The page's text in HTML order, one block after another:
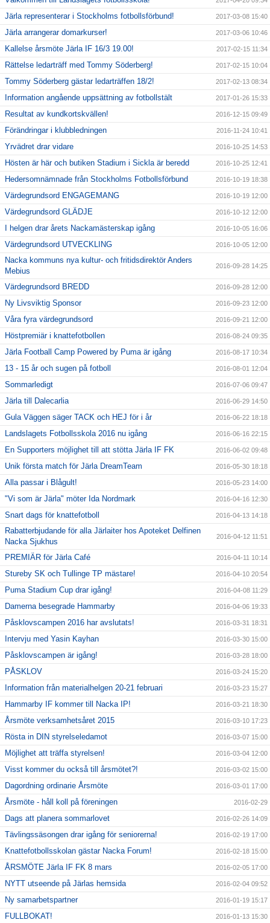
Järla representerar i Stockholms fotbollsförbund! 2017-03-08 15:40
Järla arrangerar domarkurser! 2017-03-06 10:46
Kallelse årsmöte Järla IF 16/3 19.00! 2017-02-15 11:34
Rättelse ledarträff med Tommy Söderberg! 2017-02-15 10:04
Tommy Söderberg gästar ledarträffen 18/2! 2017-02-13 08:34
Information angående uppsättning av fotbollstält 2017-01-26 15:33
Resultat av kundkortskvällen! 2016-12-15 09:49
Förändringar i klubbledningen 2016-11-24 10:41
Yrvädret drar vidare 2016-10-25 14:53
Hösten är här och butiken Stadium i Sickla är beredd 2016-10-25 12:41
Hedersomnämnade från Stockholms Fotbollsförbund 2016-10-19 18:38
Värdegrundsord ENGAGEMANG 2016-10-19 12:00
Värdegrundsord GLÄDJE 2016-10-12 12:00
I helgen drar årets Nackamästerskap igång 2016-10-05 16:06
Värdegrundsord UTVECKLING 2016-10-05 12:00
Nacka kommuns nya kultur- och fritidsdirektör Anders
Mebius
2016-09-28 14:25
Värdegrundsord BREDD 2016-09-28 12:00
Ny Livsviktig Sponsor 2016-09-23 12:00
Våra fyra värdegrundsord 2016-09-21 12:00
Höstpremiär i knattefotbollen 2016-08-24 09:35
Järla Football Camp Powered by Puma är igång 2016-08-17 10:34
13 - 15 år och sugen på fotboll 2016-08-01 12:04
Sommarledigt 2016-07-06 09:47
Järla till Dalecarlia 2016-06-29 14:50
Gula Väggen säger TACK och HEJ för i år 2016-06-22 18:18
Landslagets Fotbollsskola 2016 nu igång 2016-06-16 22:15
En Supporters möjlighet till att stötta Järla IF FK 2016-06-02 09:48
Unik första match för Järla DreamTeam 2016-05-30 18:18
Alla passar i Blågult! 2016-05-23 14:00
"Vi som är Järla" möter Ida Nordmark 2016-04-16 12:30
Snart dags för knattefotboll 2016-04-13 14:18
Rabatterbjudande för alla Järlaiter hos Apoteket Delfinen
Nacka Sjukhus
2016-04-12 11:51
PREMIÄR för Järla Café 2016-04-11 10:14
Stureby SK och Tullinge TP mästare! 2016-04-10 20:54
Puma Stadium Cup drar igång! 2016-04-08 11:29
Damerna besegrade Hammarby 2016-04-06 19:33
Påsklovscampen 2016 har avslutats! 2016-03-31 18:31
Intervju med Yasin Kayhan 2016-03-30 15:00
Påsklovscampen är igång! 2016-03-28 18:00
PÅSKLOV 2016-03-24 15:20
Information från materialhelgen 20-21 februari 2016-03-23 15:27
Hammarby IF kommer till Nacka IP! 2016-03-21 18:30
Årsmöte verksamhetsåret 2015 2016-03-10 17:23
Rösta in DIN styrelseledamot 2016-03-07 15:00
Möjlighet att träffa styrelsen! 2016-03-04 12:00
Visst kommer du också till årsmötet?! 2016-03-02 15:00
Dagordning ordinarie Årsmöte 2016-03-01 17:00
Årsmöte - håll koll på föreningen 2016-02-29
Dags att planera sommarlovet 2016-02-26 14:09
Tävlingssäsongen drar igång för seniorerna! 2016-02-19 17:00
Knattefotbollsskolan gästar Nacka Forum! 2016-02-18 15:00
ÅRSMÖTE Järla IF FK 8 mars 2016-02-05 17:00
NYTT utseende på Järlas hemsida 2016-02-04 09:52
Ny samarbetspartner 2016-01-19 15:17
FULLBOKAT! 2016-01-13 15:30